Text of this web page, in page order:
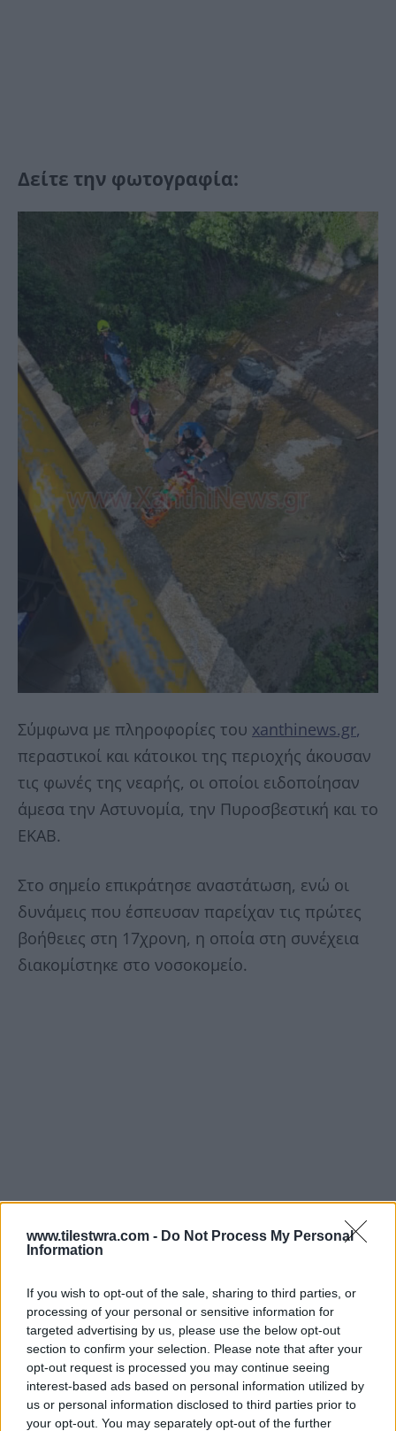
www.tilestwra.com - Do Not Process My Personal
Information
If you wish to opt-out of the sale, sharing to third parties, or
processing of your personal or sensitive information for
targeted advertising by us, please use the below opt-out
section to confirm your selection. Please note that after your
opt-out request is processed you may continue seeing
interest-based ads based on personal information utilized by
us or personal information disclosed to third parties prior to
your opt-out. You may separately opt-out of the further
Δείτε την φωτογραφία:
Σύμφωνα με πληροφορίες του xanthinews.gr,
περαστικοί και κάτοικοι της περιοχής άκουσαν
τις φωνές της νεαρής, οι οποίοι ειδοποίησαν
άμεσα την Αστυνομία, την Πυροσβεστική και το
ΕΚΑΒ.
Στο σημείο επικράτησε αναστάτωση, ενώ οι
δυνάμεις που έσπευσαν παρείχαν τις πρώτες
βοήθειες στη 17χρονη, η οποία στη συνέχεια
διακομίστηκε στο νοσοκομείο.
Η νεαρή είναι σοβαρά τραυματισμένη στα κάτω